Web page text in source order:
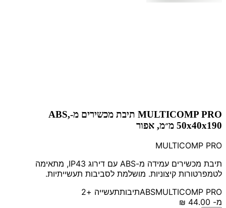
MULTICOMP PRO תיבת מכשירים מ-ABS,
50x40x190 מ״מ, אפור
MULTICOMP PRO
תיבת מכשירים עמידה מ-ABS עם דירוג IP43, מתאימה
לטמפרטורות קיצוניות. מושלמת לסביבות תעשייתיות.
ABSMULTICOMP PRO תיבותתעשייה +2
מ-